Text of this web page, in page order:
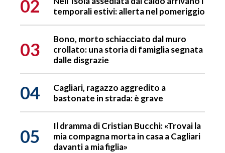
02
temporali estivi: allerta nel pomeriggio
03
Bono, morto schiacciato dal muro
crollato: una storia di famiglia segnata
dalle disgrazie
04
Cagliari, ragazzo aggredito a
bastonate in strada: è grave
05
Il dramma di Cristian Bucchi: «Trovai la
mia compagna morta in casa a Cagliari
davanti a mia figlia»